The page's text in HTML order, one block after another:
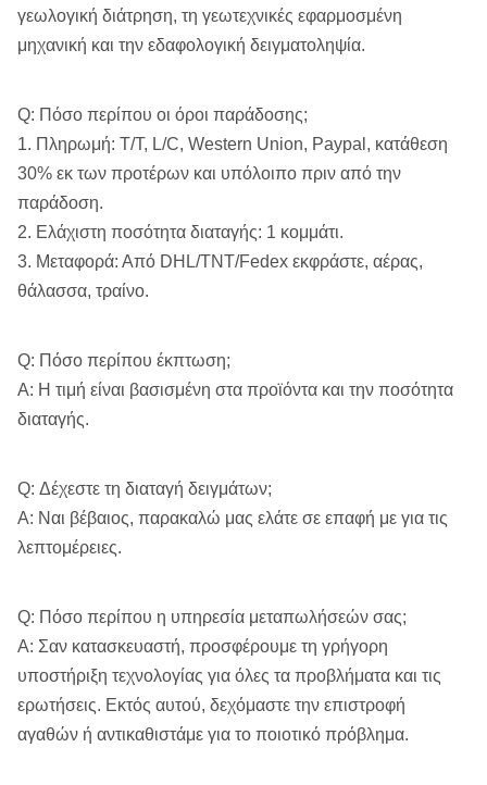
γεωλογική διάτρηση, τη γεωτεχνικές εφαρμοσμένη
μηχανική και την εδαφολογική δειγματοληψία.
Q: Πόσο περίπου οι όροι παράδοσης;
1. Πληρωμή: T/T, L/C, Western Union, Paypal, κατάθεση
30% εκ των προτέρων και υπόλοιπο πριν από την
παράδοση.
2. Ελάχιστη ποσότητα διαταγής: 1 κομμάτι.
3. Μεταφορά: Από DHL/TNT/Fedex εκφράστε, αέρας,
θάλασσα, τραίνο.
Q: Πόσο περίπου έκπτωση;
Α: Η τιμή είναι βασισμένη στα προϊόντα και την ποσότητα
διαταγής.
Q: Δέχεστε τη διαταγή δειγμάτων;
Α: Ναι βέβαιος, παρακαλώ μας ελάτε σε επαφή με για τις
λεπτομέρειες.
Q: Πόσο περίπου η υπηρεσία μεταπωλήσεών σας;
Α: Σαν κατασκευαστή, προσφέρουμε τη γρήγορη
υποστήριξη τεχνολογίας για όλες τα προβλήματα και τις
ερωτήσεις. Εκτός αυτού, δεχόμαστε την επιστροφή
αγαθών ή αντικαθιστάμε για το ποιοτικό πρόβλημα.